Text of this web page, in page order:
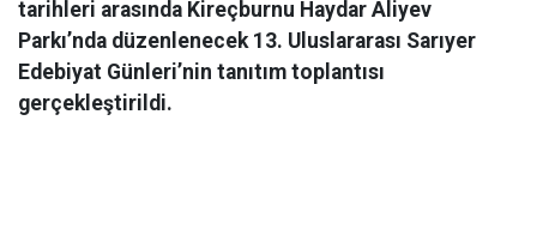
tarihleri arasında Kireçburnu Haydar Aliyev
Parkı’nda düzenlenecek 13. Uluslararası Sarıyer
Edebiyat Günleri’nin tanıtım toplantısı
gerçekleştirildi.